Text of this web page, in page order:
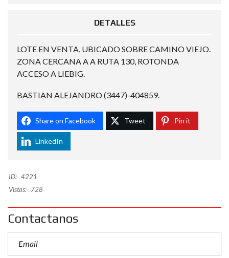
DETALLES
LOTE EN VENTA, UBICADO SOBRE CAMINO VIEJO.
ZONA CERCANA A A RUTA 130, ROTONDA
ACCESO A LIEBIG.
BASTIAN ALEJANDRO (3447)-404859.
Share on Facebook Tweet Pin it
LinkedIn
ID: 4221
Vistas: 728
Contactanos